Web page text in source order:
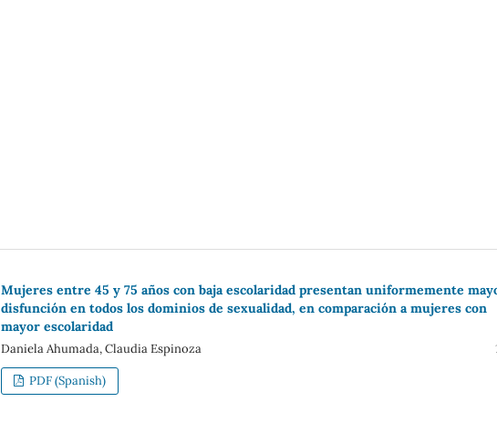
Mujeres entre 45 y 75 años con baja escolaridad presentan uniformemente
disfunción en todos los dominios de sexualidad, en comparación a mujeres con
mayor escolaridad
Daniela Ahumada, Claudia Espinoza
PDF (Spanish)